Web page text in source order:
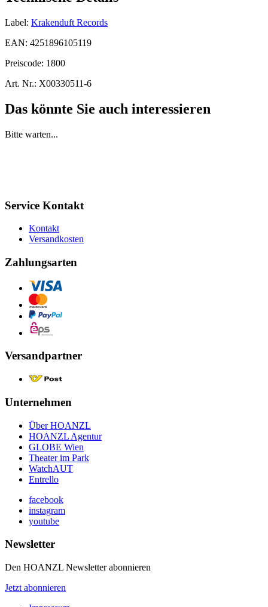
Label: Krakenduft Records
EAN: 4251896105119
Preiscode: 1800
Art. Nr.: X00330511-6
Das könnte Sie auch interessieren
Bitte warten...
Service Kontakt
Kontakt
Versandkosten
Zahlungsarten
Versandpartner
Unternehmen
Über HOANZL
HOANZL Agentur
GLOBE Wien
Theater im Park
WatchAUT
Entrello
facebook
instagram
youtube
Newsletter
Den HOANZL Newsletter abonnieren
Jetzt abonnieren